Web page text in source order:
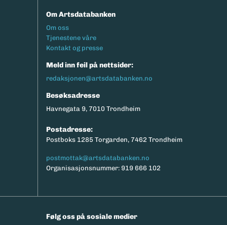
Om Artsdatabanken
Footermeny
Om oss
Tjenestene våre
Kontakt og presse
Meld inn feil på nettsider:
redaksjonen@artsdatabanken.no
Besøksadresse
Havnegata 9, 7010 Trondheim
Postadresse:
Postboks 1285 Torgarden, 7462 Trondheim
postmottak@artsdatabanken.no
Organisasjonsnummer: 919 666 102
Følg oss på sosiale medier